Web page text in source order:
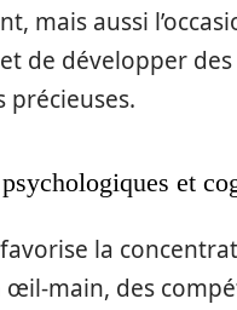
mais aussi
de développer des
précieuses.
et
la
main, des